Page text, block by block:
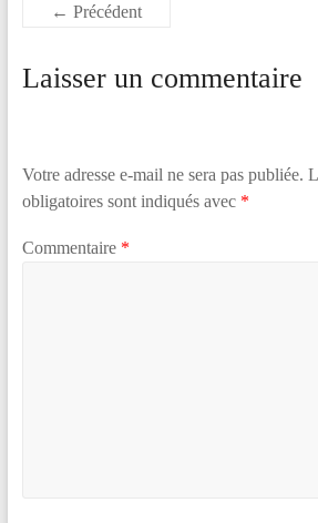
← Précédent
Laisser un commentaire
Votre adresse e-mail ne sera pas publiée.
obligatoires sont indiqués avec *
Commentaire *